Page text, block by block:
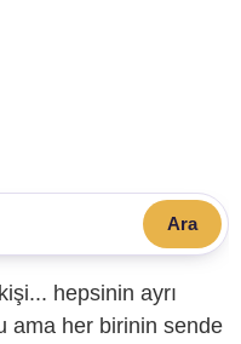
Ara
hepsinin ayrı
ama her birinin sende